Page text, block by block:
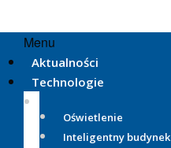
Menu
Aktualności
Technologie
Oświetlenie
Inteligentny budynek